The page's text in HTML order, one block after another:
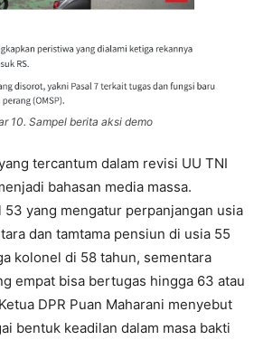
10. Sampel berita aksi demo
tercantum dalam revisi UU TNI
bahasan media massa.
53 yang mengatur perpanjangan usia
dan tamtama pensiun di usia 55
kolonel di 58 tahun, sementara
empat bisa bertugas hingga 63 atau
DPR Puan Maharani menyebut
bentuk keadilan dalam masa bakti